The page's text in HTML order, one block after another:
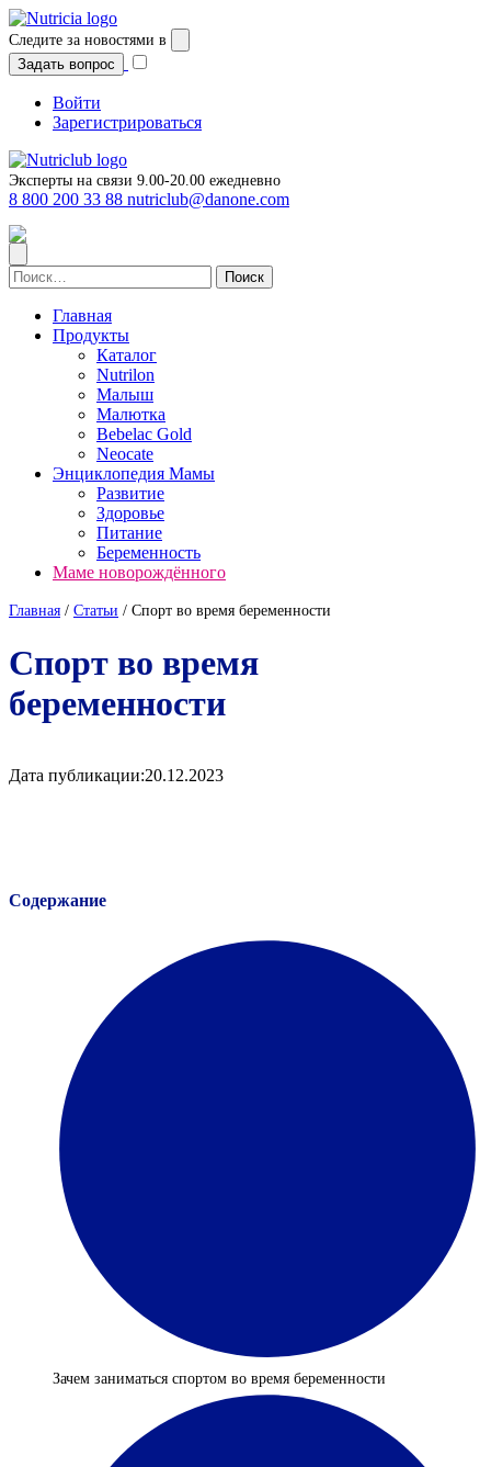
Перейти
к
содержимому
Следите за новостями в
Задать вопрос
Войти
Зарегистрироваться
Эксперты на связи 9.00-20.00 ежедневно
8 800 200 33 88 nutriclub@danone.com
Найти:
Главная
Продукты
Каталог
Nutrilon
Малыш
Малютка
Bebelac Gold
Neocate
Энциклопедия Мамы
Развитие
Здоровье
Питание
Беременность
Маме новорождённого
Главная / Cтатьи / Спорт во время беременности
Спорт во время
беременности
Дата публикации:20.12.2023
Содержание
Зачем заниматься спортом во время беременности